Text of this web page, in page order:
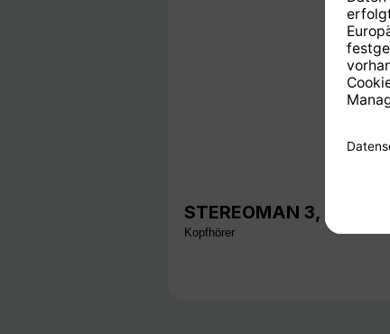
STEREOMAN 3, schwarz
Kopfhörer